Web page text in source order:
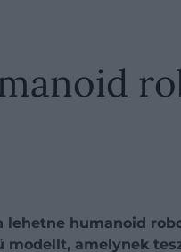
humanoid
amelynek